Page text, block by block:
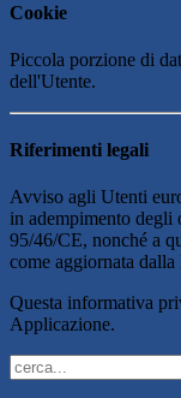
Cookie
Piccola porzione di
dell'Utente.
Riferimenti legali
Avviso agli Utenti
in adempimento
95/46/CE, nonché a
come aggiornata
Questa informativa
Applicazione.